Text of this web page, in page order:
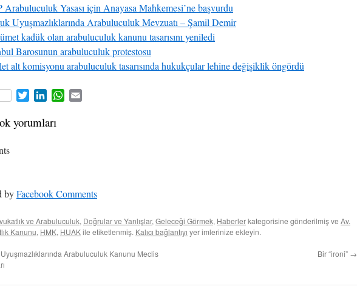
Arabuluculuk Yasası için Anayasa Mahkemesi’ne başvurdu
Uyuşmazlıklarında Arabuluculuk Mevzuatı – Şamil Demir
kadük olan arabuluculuk kanunu tasarısını yeniledi
Barosunun arabuluculuk protestosu
alt komisyonu arabuluculuk tasarısında hukukçular lehine değişiklik öngördü
TwitterLinkedInWhatsApp
yorumları
byFacebook Comments
ve Arabuluculuk, Doğrular ve Yanlışlar, Geleceği Görmek, Haberlerkategorisine gönderilmiş ve Av.
Kanunu, HMK, HUAKile etiketlenmiş. Kalıcı bağlantıyı yer imlerinize ekleyin.
Arabuluculuk Kanunu Meclis
Bir “ironi” →